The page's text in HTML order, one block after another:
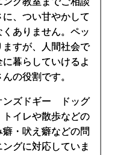
、つい甘やかして
ありません。ペッ
ますが、人間社会で
暮らしていけるよ
の役割です。
ンズドギー ドッグ
トイレや散歩などの
・吠え癖などの問
グに対応していま